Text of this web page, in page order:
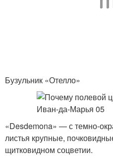
Бузульник «Отелло»
«Desdemona» — с темно-
листья крупные,
щитковидном соцветии.